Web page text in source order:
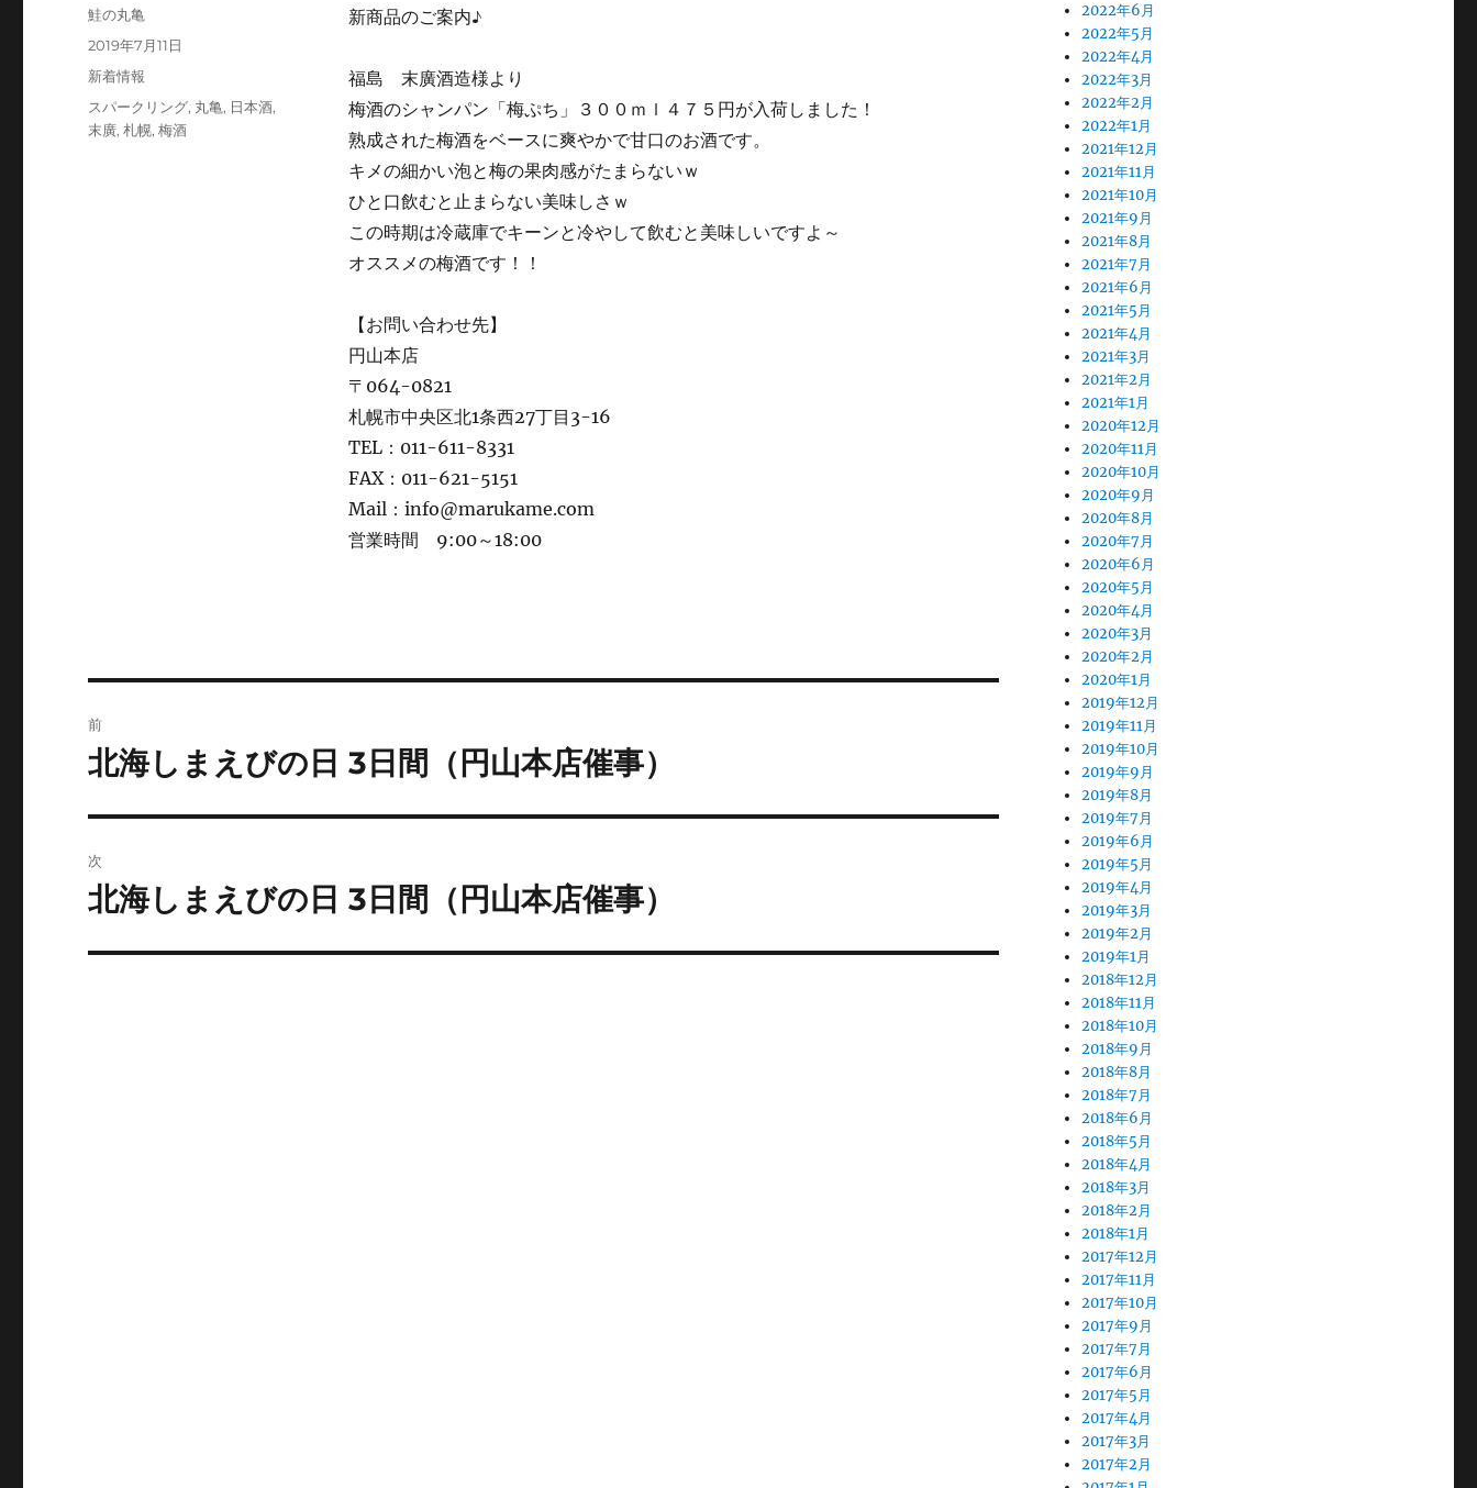
新商品のご案内♪
福島 末廣酒造様より
梅酒のシャンパン「梅ぷち」３００ｍｌ４７５円が入荷しました！
熟成された梅酒をベースに爽やかで甘口のお酒です。
キメの細かい泡と梅の果肉感がたまらないｗ
ひと口飲むと止まらない美味しさｗ
この時期は冷蔵庫でキーンと冷やして飲むと美味しいですよ～
オススメの梅酒です！！
【お問い合わせ先】
円山本店
〒064-0821
札幌市中央区北1条西27丁目3-16
TEL：011-611-8331
FAX：011-621-5151
Mail：info@marukame.com
営業時間 9:00～18:00
投
鮭の丸亀
投
稿
2019年7月11日
カ
ゴ
新着情報
タ
グ
スパークリング, 丸亀, 日本酒,
末廣,札幌,梅酒
稿
ゲ
前
前
投
稿:
北海しまえびの日 3日間（円山本店催事）
次
次
投
北海しまえびの日 3日間（円山本店催事）
2022年6月
2022年5月
2022年4月
2022年3月
2022年2月
2022年1月
2021年12月
2021年11月
2021年10月
2021年9月
2021年8月
2021年7月
2021年6月
2021年5月
2021年4月
2021年3月
2021年2月
2021年1月
2020年12月
2020年11月
2020年10月
2020年9月
2020年8月
2020年7月
2020年6月
2020年5月
2020年4月
2020年3月
2020年2月
2020年1月
2019年12月
2019年11月
2019年10月
2019年9月
2019年8月
2019年7月
2019年6月
2019年5月
2019年4月
2019年3月
2019年2月
2019年1月
2018年12月
2018年11月
2018年10月
2018年9月
2018年8月
2018年7月
2018年6月
2018年5月
2018年4月
2018年3月
2018年2月
2018年1月
2017年12月
2017年11月
2017年10月
2017年9月
2017年7月
2017年6月
2017年5月
2017年4月
2017年3月
2017年2月